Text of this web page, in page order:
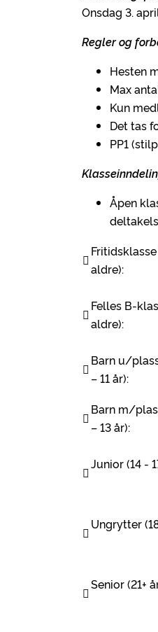
Onsdag 3.
Regler og
Hesten
Max
Kun
Det tas
PP1
Åpen

aldre):

Felles B-
aldre):

Barn u/
– 11 år):

Barn m/
– 13 år):

Junior (14 -

Ungrytter

Senior